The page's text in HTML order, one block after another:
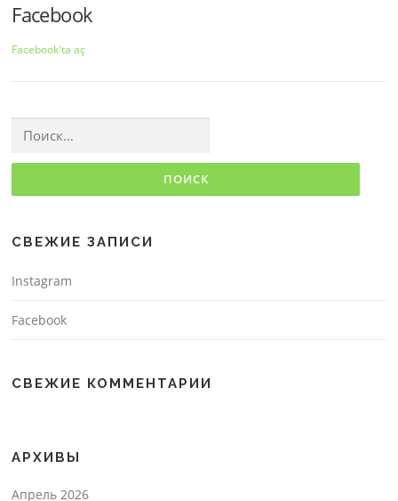
Facebook
Facebook'ta aç
СВЕЖИЕ ЗАПИСИ
Instagram
Facebook
СВЕЖИЕ КОММЕНТАРИИ
АРХИВЫ
Апрель 2026